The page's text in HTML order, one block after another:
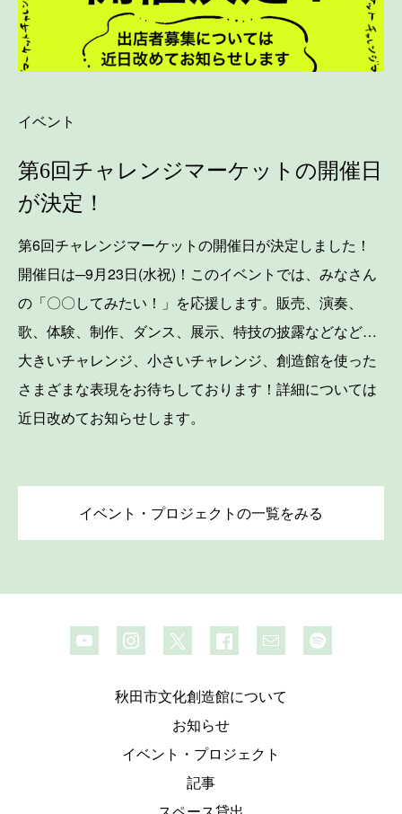
イベント
第6回チャレンジマーケットの開催日
が決定！
第6回チャレンジマーケットの開催日が決定しました！
開催日は─9月23日(水祝)！このイベントでは、みなさん
の「〇〇してみたい！」を応援します。販売、演奏、
歌、体験、制作、ダンス、展示、特技の披露などなど…
大きいチャレンジ、小さいチャレンジ、創造館を使った
さまざまな表現をお待ちしております！詳細については
近日改めてお知らせします。
イベント・プロジェクトの一覧をみる
秋田市文化創造館について
お知らせ
イベント・プロジェクト
記事